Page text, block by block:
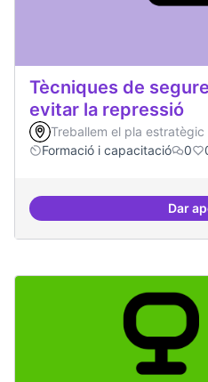
Tècniques de
evitar la repressió
Treballem el pla estratègic
Formació i capacitació
0
Dar